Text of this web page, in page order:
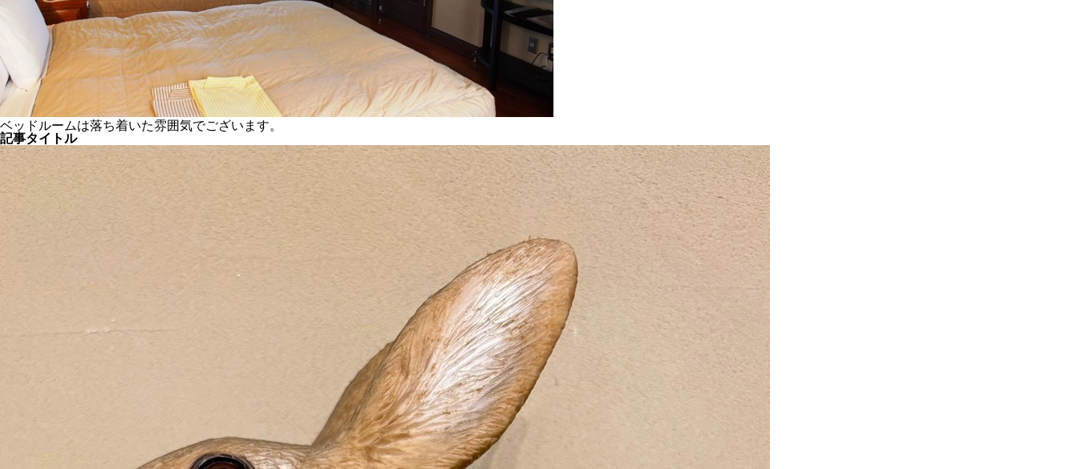
ベッドルームは落ち着いた雰囲気でございます。
記事タイトル